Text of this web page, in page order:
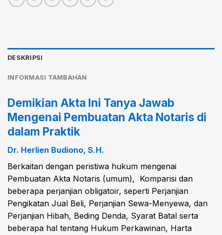
DESKRIPSI
INFORMASI TAMBAHAN
Demikian Akta Ini Tanya Jawab
Mengenai Pembuatan Akta Notaris di
dalam Praktik
Dr. Herlien Budiono, S.H.
Berkaitan dengan peristiwa hukum mengenai
Pembuatan Akta Notaris (umum), Komparisi dan
beberapa perjanjian obligatoir, seperti Perjanjian
Pengikatan Jual Beli, Perjanjian Sewa-Menyewa, dan
Perjanjian Hibah, Beding Denda, Syarat Batal serta
beberapa hal tentang Hukum Perkawinan, Harta